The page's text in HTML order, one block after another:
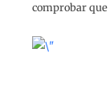
comprobar que